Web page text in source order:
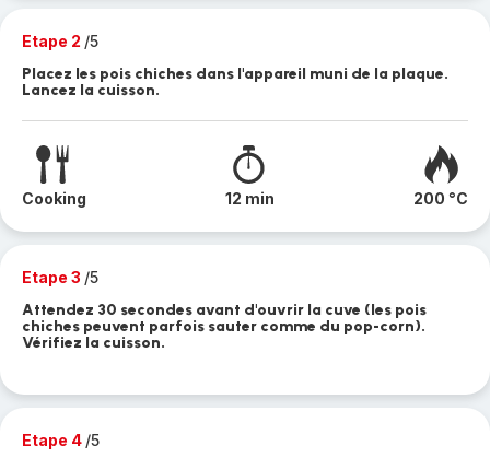
Etape 2 /5
Placez les pois chiches dans l'appareil muni de la plaque.
Lancez la cuisson.
Cooking 12 min 200 °C
Etape 3 /5
Attendez 30 secondes avant d'ouvrir la cuve (les pois
chiches peuvent parfois sauter comme du pop-corn).
Vérifiez la cuisson.
Etape 4 /5